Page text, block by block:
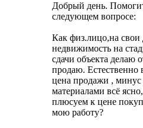
Добрый день.
следующем вопросе:
Как физ.лицо,на свои
недвижимость на
сдачи объекта делаю
продаю. Естественно
цена продажи ,
материалами всё
плюсуем к цене
мою работу?